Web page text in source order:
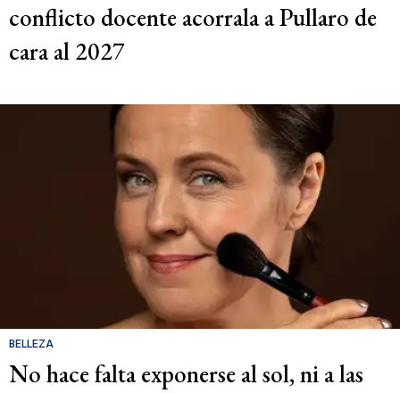
conflicto docente acorrala a Pullaro de
cara al 2027
BELLEZA
No hace falta exponerse al sol, ni a las